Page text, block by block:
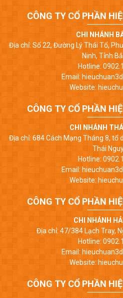
CÔNG TY CỔ PHẦN
CHI NHÁNH
Địa chỉ: Số 22, Đường Lý Thái Tổ,
Ninh, Tỉnh
Hotline:
Email:
Website:
CÔNG TY CỔ PHẦN
CHI NHÁNH
Địa chỉ: 684 Cách Mạng Tháng 8, tổ
Thái
Hotline:
Email:
Website:
CÔNG TY CỔ PHẦN
CHI NHÁNH
Địa chỉ: 47/384 Lạch Tray,
Hotline:
Email:
Website:
CÔNG TY CỔ PHẦN